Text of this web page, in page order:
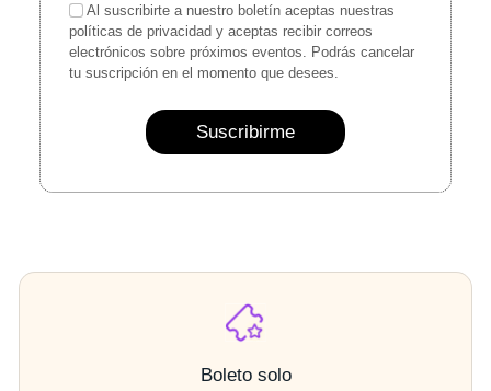
Al suscribirte a nuestro boletín aceptas nuestras
políticas de privacidad y aceptas recibir correos
electrónicos sobre próximos eventos. Podrás cancelar
tu suscripción en el momento que desees.
Suscribirme
Boleto solo